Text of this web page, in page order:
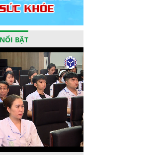
BẬT